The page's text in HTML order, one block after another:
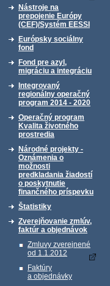
Nástroje na
prepojenie Európy
(CEF)/Systém EESSI
Európsky sociálny
fond
Fond pre azyl,
migráciu a integráciu
Integrovaný
regionálny operačný
program 2014 - 2020
Operačný program
Kvalita životného
prostredia
Národné projekty -
Oznámenia o
možnosti
predkladania žiadostí
o poskytnutie
finančného príspevku
Štatistiky
Zverejňovanie zmlúv,
faktúr a objednávok
Zmluvy zverejnené
od 1.1.2012
Faktúry
a objednávky